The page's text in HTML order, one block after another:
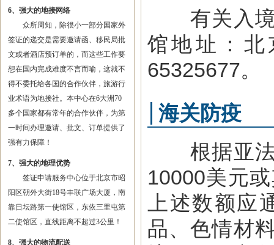
6、强大的地接网络
众所周知，除很小一部分国家外
签证的递交是需要邀请函、移民局批
文或者酒店预订单的，而这些工作要
想在国内完成难度不言而喻，这就不
得不委托给各国的合作伙伴，旅游行
业术语为地接社。本中心在6大洲70
多个国家都有常年的合作伙伴，为第
一时间办理邀请、批文、订单提供了
强有力保障！
7、强大的地理优势
签证申请服务中心位于北京市昭
阳区朝外大街18号丰联广场大厦，南
靠日坛路第一使馆区，东依三里屯第
二使馆区，直线距离不超过3公里！
8、强大的物流配送
有关入境
馆地址：北
65325677。
海关防疫
根据亚法
10000美元
上述数额
品、色情材